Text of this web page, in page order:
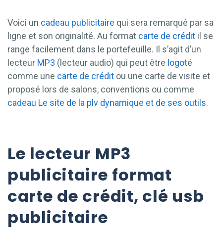
Voici un cadeau publicitaire qui sera remarqué par sa
ligne et son originalité. Au format carte de crédit il se
range facilement dans le portefeuille. Il s’agit d’un
lecteur MP3 (lecteur audio) qui peut être logoté
comme une carte de crédit ou une carte de visite et
proposé lors de salons, conventions ou comme
cadeau Le site de la plv dynamique et de ses outils.
Le lecteur MP3
publicitaire format
carte de crédit, clé usb
publicitaire